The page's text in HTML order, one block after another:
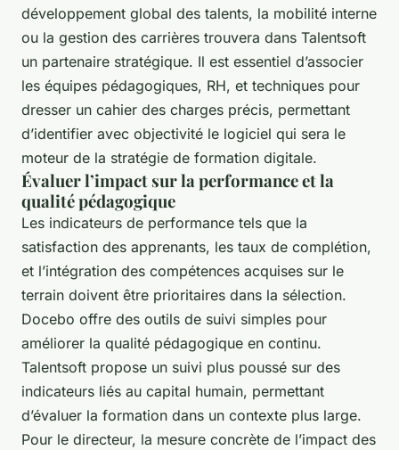
développement global des talents, la mobilité interne
ou la gestion des carrières trouvera dans Talentsoft
un partenaire stratégique. Il est essentiel d’associer
les équipes pédagogiques, RH, et techniques pour
dresser un cahier des charges précis, permettant
d’identifier avec objectivité le logiciel qui sera le
moteur de la stratégie de formation digitale.
Évaluer l’impact sur la performance et la
qualité pédagogique
Les indicateurs de performance tels que la
satisfaction des apprenants, les taux de complétion,
et l’intégration des compétences acquises sur le
terrain doivent être prioritaires dans la sélection.
Docebo offre des outils de suivi simples pour
améliorer la qualité pédagogique en continu.
Talentsoft propose un suivi plus poussé sur des
indicateurs liés au capital humain, permettant
d’évaluer la formation dans un contexte plus large.
Pour le directeur, la mesure concrète de l’impact des